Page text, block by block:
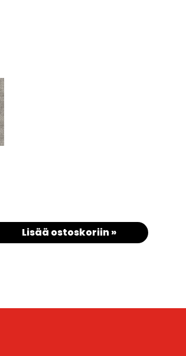
Lisää ostoskoriin »